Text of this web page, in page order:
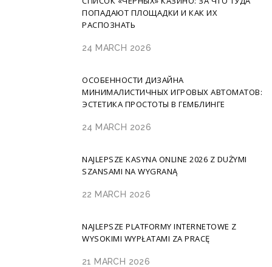
ПОПАДАЮТ ПЛОЩАДКИ И КАК ИХ
РАСПОЗНАТЬ
24 MARCH 2026
ОСОБЕННОСТИ ДИЗАЙНА
МИНИМАЛИСТИЧНЫХ ИГРОВЫХ АВТОМАТОВ:
ЭСТЕТИКА ПРОСТОТЫ В ГЕМБЛИНГЕ
24 MARCH 2026
NAJLEPSZE KASYNA ONLINE 2026 Z DUŻYMI
SZANSAMI NA WYGRANĄ
22 MARCH 2026
NAJLEPSZE PLATFORMY INTERNETOWE Z
WYSOKIMI WYPŁATAMI ZA PRACĘ
21 MARCH 2026